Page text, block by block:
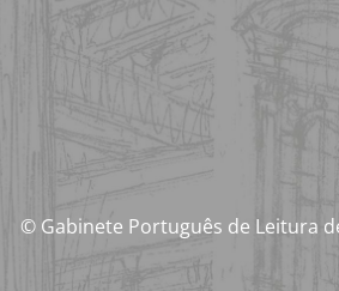
© Gabinete Português de Leitura